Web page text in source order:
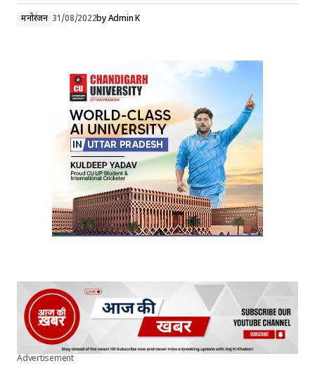
मनोरंजन 31/08/2022byAdmin K
Advertisement